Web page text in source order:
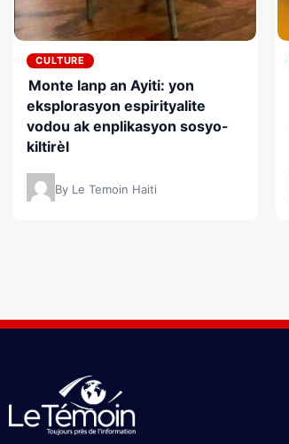
CULTURE
Monte lanp an Ayiti: yon
eksplorasyon espirityalite
vodou ak enplikasyon sosyo-
kiltirèl
By Le Temoin Haiti